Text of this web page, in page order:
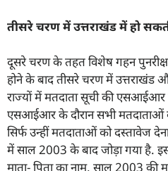
तीसरे चरण में उत्तराखंड में हो
दूसरे चरण के तहत विशेष गहन
होने के बाद तीसरे चरण में उत्तराखंड
राज्यों में मतदाता सूची की एसआईआर
एसआईआर के दौरान सभी मतदाताओं
सिर्फ उन्हीं मतदाताओं को दस्तावेज
में साल 2003 के बाद जोड़ा गया है.
माता- पिता का नाम, साल 2003 की